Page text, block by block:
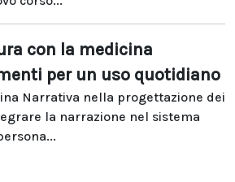
con la medicina
per un uso quotidiano
Narrativa nella progettazione dei
la narrazione nel sistema